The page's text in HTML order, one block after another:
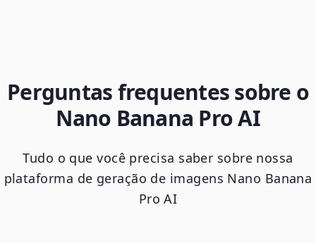
Perguntas frequentes sobre o
Nano Banana Pro AI
Tudo o que você precisa saber sobre nossa
plataforma de geração de imagens Nano Banana
Pro AI